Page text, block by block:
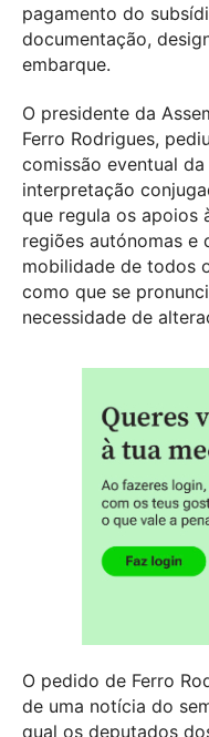
pagamento do
documentação,
embarque.
O presidente da
Ferro Rodrigues,
comissão eventual
interpretação
que regula os apoios
regiões autónomas e
mobilidade de todos
como que se
necessidade de
O pedido de Ferro
de uma notícia do
qual os deputados